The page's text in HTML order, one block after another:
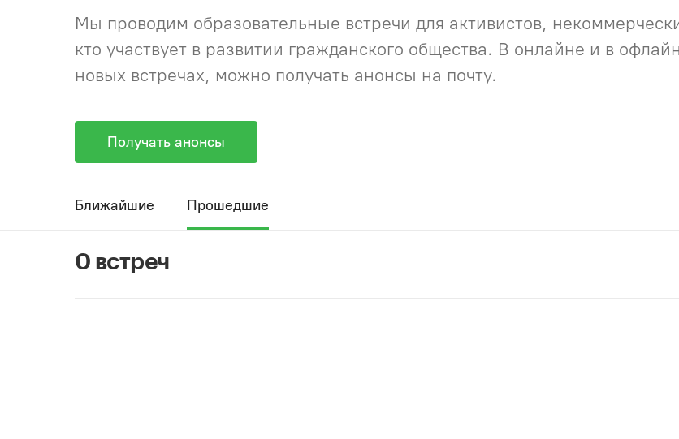
Мы проводим образовательные встречи для активистов,
кто участвует в развитии гражданского общества. В онлайне и в
новых встречах, можно получать анонсы на почту.
Получать анонсы
Ближайшие Прошедшие
0 встреч